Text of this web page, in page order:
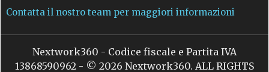
Contatta il nostro team per maggiori informazioni
Nextwork360 - Codice fiscale e Partita IVA
13868590962 - © 2026 Nextwork360. ALL RIGHTS